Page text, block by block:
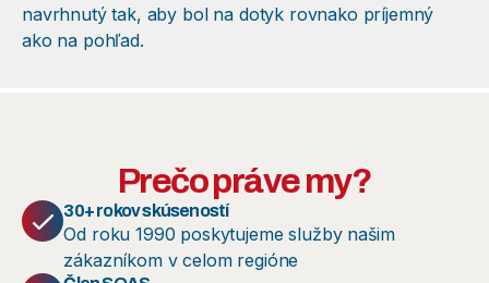
navrhnutý tak, aby bol na dotyk rovnako príjemný
ako na pohľad.
Prečo práve my?
30+ rokov skúseností
Od roku 1990 poskytujeme služby našim
zákazníkom v celom regióne